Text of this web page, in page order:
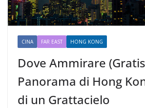
CINA FAR EAST HONG KONG
Dove Ammirare
Panorama di Hong
di un Grattacielo